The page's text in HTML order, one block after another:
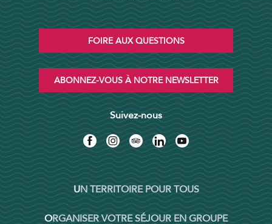
FOIRE AUX QUESTIONS
ABONNEZ-VOUS À NOTRE NEWSLETTER
Suivez-nous
UN TERRITOIRE POUR TOUS
ORGANISER VOTRE SÉJOUR EN GROUPE